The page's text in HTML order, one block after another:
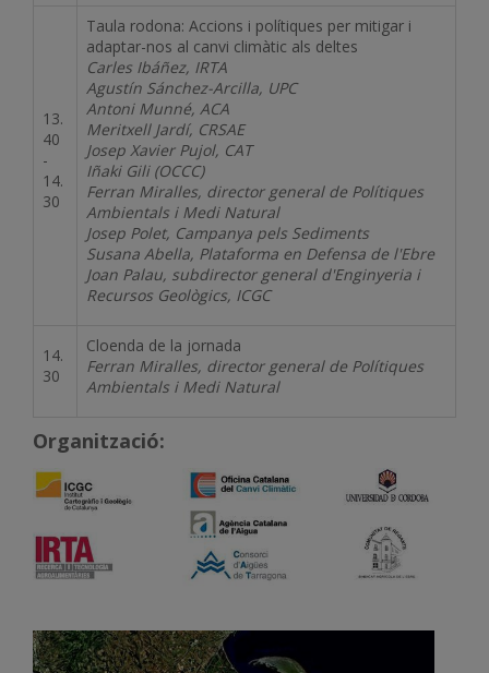
13.
40
-
14.
30
Taula rodona: Accions i polítiques per mitigar i
adaptar-nos al canvi climàtic als deltes
Carles Ibáñez, IRTA
Agustín Sánchez-Arcilla, UPC
Antoni Munné, ACA
Meritxell Jardí, CRSAE
Josep Xavier Pujol, CAT
Iñaki Gili (OCCC)
Ferran Miralles, director general de Polítiques
Ambientals i Medi Natural
Josep Polet, Campanya pels Sediments
Susana Abella, Plataforma en Defensa de l'Ebre
Joan Palau, subdirector general d'Enginyeria i
Recursos Geològics, ICGC
14.
30
Cloenda de la jornada
Ferran Miralles, director general de Polítiques
Ambientals i Medi Natural
Organització:
Imatge
Imatge